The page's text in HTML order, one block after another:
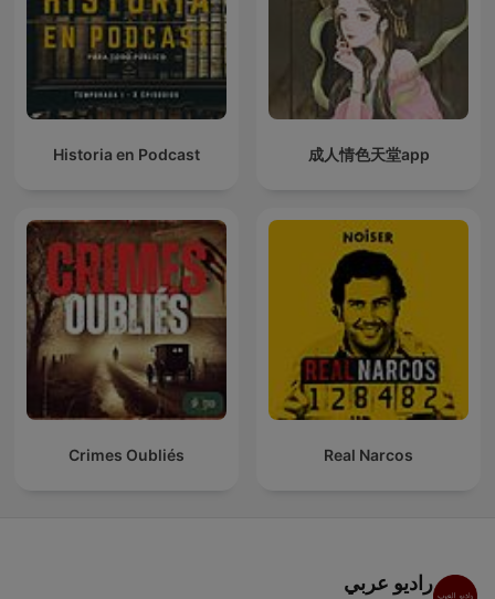
成人情色天堂app
Historia en Podcast
Real Narcos
Crimes Oubliés
راديو عربي